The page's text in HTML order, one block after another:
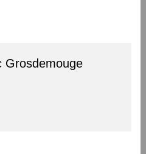
Grosdemouge